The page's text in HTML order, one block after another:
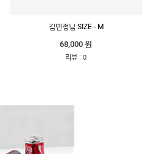
김민정님 SIZE - M
68,000 원
리뷰 :0